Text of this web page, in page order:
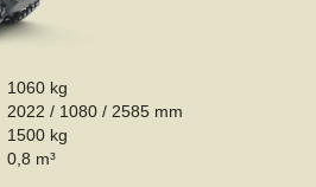
1060 kg
2022 / 1080 / 2585 mm
1500 kg
0,8 m³